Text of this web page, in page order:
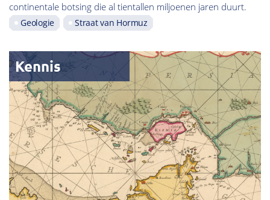
continentale botsing die al tientallen miljoenen jaren duurt.
Geologie Straat van Hormuz
Kennis